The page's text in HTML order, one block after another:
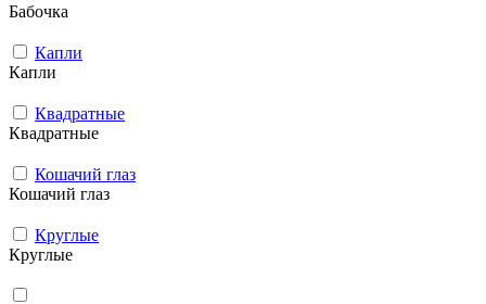
Бабочка
Капли
Капли
Квадратные
Квадратные
Кошачий глаз
Кошачий глаз
Круглые
Круглые